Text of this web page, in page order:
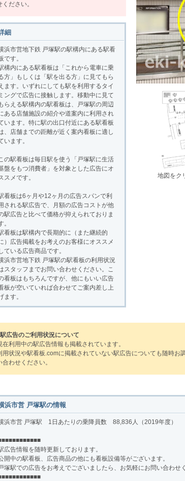
ください。
細
浜市営地下鉄 戸塚駅の駅構内にある駅看
です。
構内にある駅看板は「これから電車に乗
方」もしくは「駅を出る方」に見てもら
ます。いずれにしても駅を利用するタイ
ミングで広告に接触します。移動中に見て
らえる駅構内の駅看板は、戸塚駅の周辺
ある店舗施設の紹介や道案内に利用され
います。特に駅の出口付近にある駅看板
、店舗までの距離が近く案内看板に適し
います。
の駅看板は毎日駅を使う「戸塚駅に生活
盤をもつ消費者」を対象とした広告にオ
スメです。
看板は6ヶ月や12ヶ月の広告スパンで利
される駅広告で、月額の広告コストが他
駅広告と比べて価格が抑えられておりま
。
看板は駅構内で長期的に（また継続的
）広告掲載をお考えのお客様にオススメ
ている広告商品です。
浜市営地下鉄 戸塚駅の駅看板の利用状況
スタッフまでお問い合わせください。こ
看板はもちろんですが、他にもいい広告
板が空いていれば合わせてご案内差し上
ます。
地図をク
広告のご利用状況について
在利用中の駅広告情報も掲載されています。
用状況や駅看板.comに掲載されていない駅広告についても随時お
合わせください。
浜市営 戸塚駅の情報
浜市営 戸塚駅 1日あたりの乗降員数 88,836人（2019年度）
広告情報を随時更新しております。
開中の駅看板、広告商品の他にも看板設備等がございます。
塚駅での広告をお考えでございましたら、お気軽にお問い合わせ